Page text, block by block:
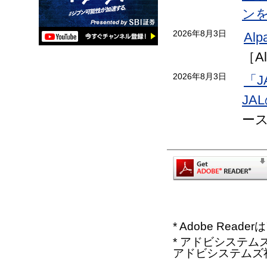
ン
2026年8月3日
［
2026年8月3日
ー
* Adobe Reader
* アドビシステム
アドビシステム